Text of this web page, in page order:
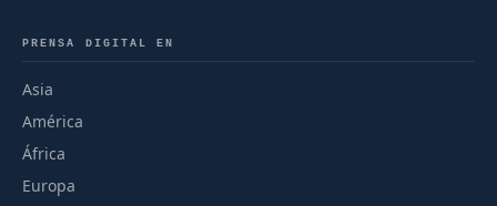
PRENSA DIGITAL EN
Asia
América
África
Europa